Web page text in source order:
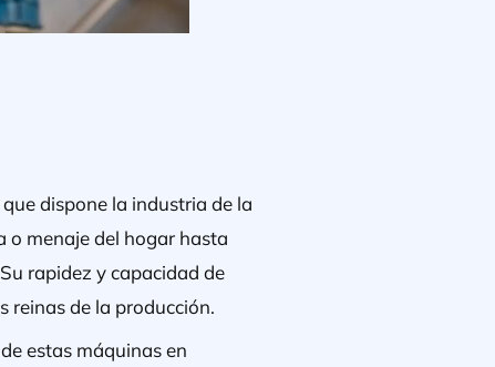
dispone la industria de la
o menaje del hogar hasta
rapidez y capacidad de
reinas de la producción.
estas máquinas en